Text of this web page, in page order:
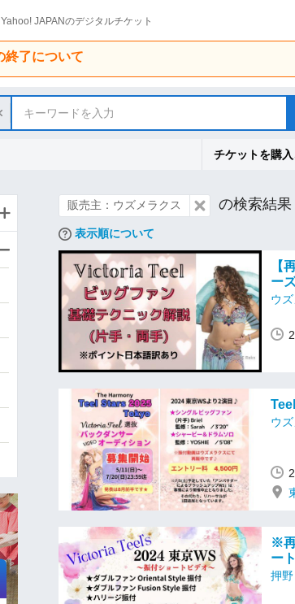
JAPANのデジタルチケット
終了について
キーワードを入力
チケットを購
販売主：ウズメラクス の検索結果
表示順について
【
ー
ウ
ウ
※
ー
押